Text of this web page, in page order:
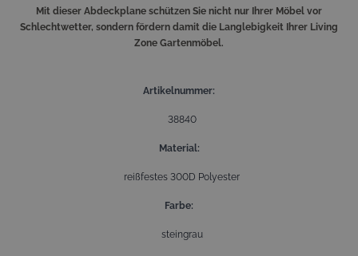
Mit dieser Abdeckplane schützen Sie nicht nur Ihrer Möbel vor
Schlechtwetter, sondern fördern damit die Langlebigkeit Ihrer Living
Zone Gartenmöbel.
Artikelnummer
38840
Material
reißfestes 300D Polyester
Farbe
steingrau